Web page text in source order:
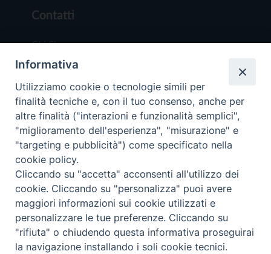
Contatti
Chi Siamo
Redazione
Scrivici
Copyright © 2019 - Tutti i diritti riservati - Vita
Trentina Editrice
Privacy Policy
Torna
Informativa
Utilizziamo cookie o tecnologie simili per
finalità tecniche e, con il tuo consenso, anche per
altre finalità ("interazioni e funzionalità semplici",
"miglioramento dell'esperienza", "misurazione" e
"targeting e pubblicità") come specificato nella
cookie policy.
Cliccando su "accetta" acconsenti all'utilizzo dei
cookie. Cliccando su "personalizza" puoi avere
maggiori informazioni sui cookie utilizzati e
personalizzare le tue preferenze. Cliccando su
"rifiuta" o chiudendo questa informativa proseguirai
la navigazione installando i soli cookie tecnici.